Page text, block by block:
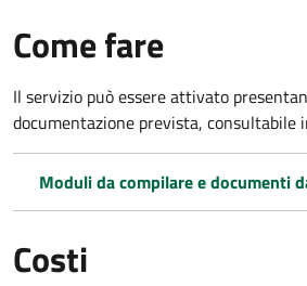
Come fare
Il servizio può essere attivato
documentazione prevista, consultabile
Moduli da compilare e documenti
Costi